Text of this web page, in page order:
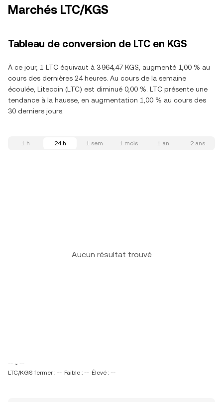
Marchés LTC/KGS
Tableau de conversion de LTC en KGS
À ce jour, 1 LTC équivaut à 3 964,47 KGS, augmenté 1,00 % au
cours des dernières 24 heures. Au cours de la semaine
écoulée, Litecoin (LTC) est diminué 0,00 %. LTC présente une
tendance à la hausse, en augmentation 1,00 % au cours des
30 derniers jours.
1 h 24 h 1 sem 1 mois 1 an 2 ans
Aucun résultat trouvé
-- ~ --
LTC/KGS fermer : -- Faible : -- Élevé : --